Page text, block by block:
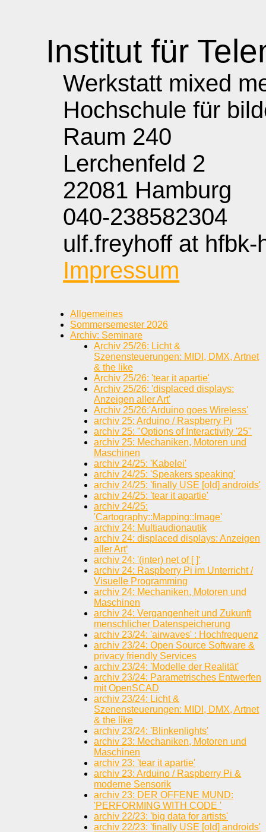
Institut für
Werkstatt mixed
Hochschule für
Raum 240
Lerchenfeld 2
22081 Hamburg
040-238582304
ulf.freyhoff at hfbk-
Impressum
Allgemeines
Sommersemester 2026
Archiv: Seminare
Archiv 25/26: Licht &
Szenensteuerungen: MIDI, DMX, Artnet
& the like
Archiv 25/26: 'tear it apartie'
Archiv 25/26: 'displaced displays:
Anzeigen aller Art'
Archiv 25/26:'Arduino goes Wireless'
archiv 25: Arduino / Raspberry Pi
archiv 25: "Options of Interactivity '25"
archiv 25: Mechaniken, Motoren und
Maschinen
archiv 24/25: 'Kabelei'
archiv 24/25: 'Speakers speaking'
archiv 24/25: 'finally USE [old] androids'
archiv 24/25: 'tear it apartie'
archiv 24/25:
'Cartography::Mapping::Image'
archiv 24: Multiaudionautik
archiv 24: displaced displays: Anzeigen
aller Art‘
archiv 24: '(inter) net of [ ]‘
archiv 24: Raspberry Pi im Unterricht /
Visuelle Programming
archiv 24: Mechaniken, Motoren und
Maschinen
archiv 24: Vergangenheit und Zukunft
menschlicher Datenspeicherung
archiv 23/24: 'airwaves' : Hochfrequenz
archiv 23/24: Open Source Software &
privacy friendly Services
archiv 23/24: 'Modelle der Realität'
archiv 23/24: Parametrisches Entwerfen
mit OpenSCAD
archiv 23/24: Licht &
Szenensteuerungen: MIDI, DMX, Artnet
& the like
archiv 23/24: 'Blinkenlights'
archiv 23: Mechaniken, Motoren und
Maschinen
archiv 23: 'tear it apartie'
archiv 23: Arduino / Raspberry Pi &
moderne Sensorik
archiv 23: DER OFFENE MUND:
'PERFORMING WITH CODE '
archiv 22/23: 'big data for artists'
archiv 22/23: 'finally USE [old] androids'